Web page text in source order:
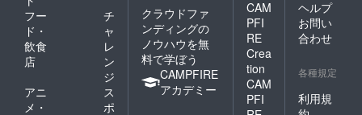
フー
ド・
飲食
店
チ
ャ
レ
ン
ジ
アニ
メ・
ス
ポ
クラウドファ
ンディングの
ノウハウを無
料で学ぼう
CAMPFIRE
アカデミー
CAM
PFI
RE
Crea
tion
CAM
PFI
ヘルプ
お問い
合わせ
各種規定
利用規